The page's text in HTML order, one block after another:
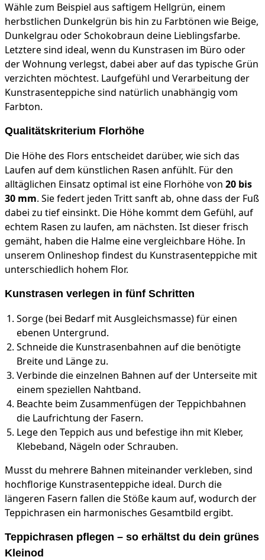
Wähle zum Beispiel aus saftigem Hellgrün, einem
herbstlichen Dunkelgrün bis hin zu Farbtönen wie Beige,
Dunkelgrau oder Schokobraun deine Lieblingsfarbe.
Letztere sind ideal, wenn du Kunstrasen im Büro oder
der Wohnung verlegst, dabei aber auf das typische Grün
verzichten möchtest. Laufgefühl und Verarbeitung der
Kunstrasenteppiche sind natürlich unabhängig vom
Farbton.
Qualitätskriterium Florhöhe
Die Höhe des Flors entscheidet darüber, wie sich das
Laufen auf dem künstlichen Rasen anfühlt. Für den
alltäglichen Einsatz optimal ist eine Florhöhe von 20 bis
30 mm. Sie federt jeden Tritt sanft ab, ohne dass der Fuß
dabei zu tief einsinkt. Die Höhe kommt dem Gefühl, auf
echtem Rasen zu laufen, am nächsten. Ist dieser frisch
gemäht, haben die Halme eine vergleichbare Höhe. In
unserem Onlineshop findest du Kunstrasenteppiche mit
unterschiedlich hohem Flor.
Kunstrasen verlegen in fünf Schritten
Sorge (bei Bedarf mit Ausgleichsmasse) für einen
ebenen Untergrund.
Schneide die Kunstrasenbahnen auf die benötigte
Breite und Länge zu.
Verbinde die einzelnen Bahnen auf der Unterseite mit
einem speziellen Nahtband.
Beachte beim Zusammenfügen der Teppichbahnen
die Laufrichtung der Fasern.
Lege den Teppich aus und befestige ihn mit Kleber,
Klebeband, Nägeln oder Schrauben.
Musst du mehrere Bahnen miteinander verkleben, sind
hochflorige Kunstrasenteppiche ideal. Durch die
längeren Fasern fallen die Stöße kaum auf, wodurch der
Teppichrasen ein harmonisches Gesamtbild ergibt.
Teppichrasen pflegen – so erhältst du dein grünes
Kleinod